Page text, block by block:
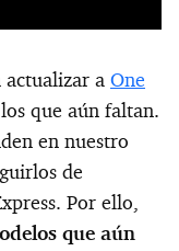
a One
que aún faltan.
en nuestro
de
Por ello,
que aún